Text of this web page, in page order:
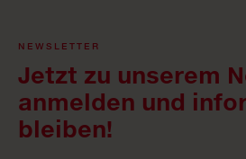
NEWSLETTER
Jetzt zu unserem
anmelden und
bleiben!